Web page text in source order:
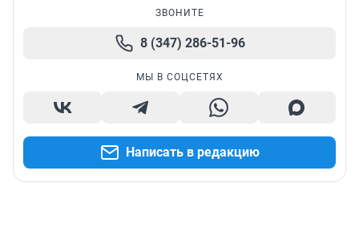
ЗВОНИТЕ
8 (347) 286-51-96
МЫ В СОЦСЕТЯХ
Написать в редакцию